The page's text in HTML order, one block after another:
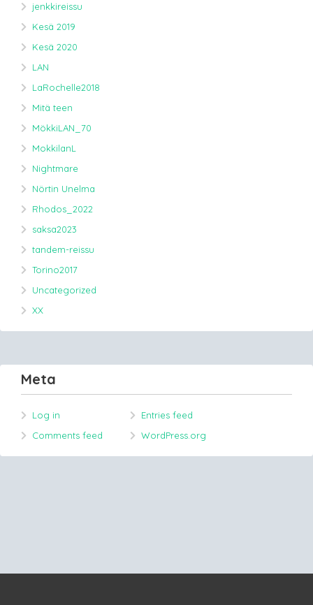
jenkkireissu
Kesä 2019
Kesä 2020
LAN
LaRochelle2018
Mitä teen
MökkiLAN_70
MokkilanL
Nightmare
Nörtin Unelma
Rhodos_2022
saksa2023
tandem-reissu
Torino2017
Uncategorized
XX
Meta
Log in
Entries feed
Comments feed
WordPress.org